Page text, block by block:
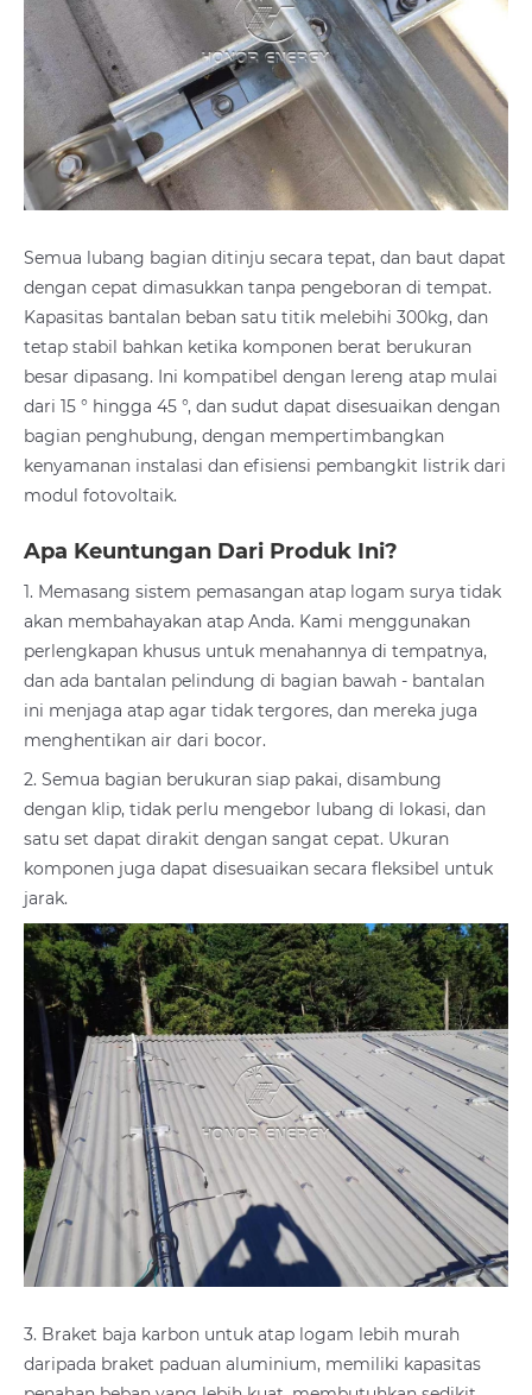
Semua lubang bagian ditinju secara tepat, dan baut dapat
dengan cepat dimasukkan tanpa pengeboran di tempat.
Kapasitas bantalan beban satu titik melebihi 300kg, dan
tetap stabil bahkan ketika komponen berat berukuran
besar dipasang. Ini kompatibel dengan lereng atap mulai
dari 15 ° hingga 45 °, dan sudut dapat disesuaikan dengan
bagian penghubung, dengan mempertimbangkan
kenyamanan instalasi dan efisiensi pembangkit listrik dari
modul fotovoltaik.
Apa Keuntungan Dari Produk Ini?
1. Memasang sistem pemasangan atap logam surya tidak
akan membahayakan atap Anda. Kami menggunakan
perlengkapan khusus untuk menahannya di tempatnya,
dan ada bantalan pelindung di bagian bawah - bantalan
ini menjaga atap agar tidak tergores, dan mereka juga
menghentikan air dari bocor.
2. Semua bagian berukuran siap pakai, disambung
dengan klip, tidak perlu mengebor lubang di lokasi, dan
satu set dapat dirakit dengan sangat cepat. Ukuran
komponen juga dapat disesuaikan secara fleksibel untuk
jarak.
3. Braket baja karbon untuk atap logam lebih murah
daripada braket paduan aluminium, memiliki kapasitas